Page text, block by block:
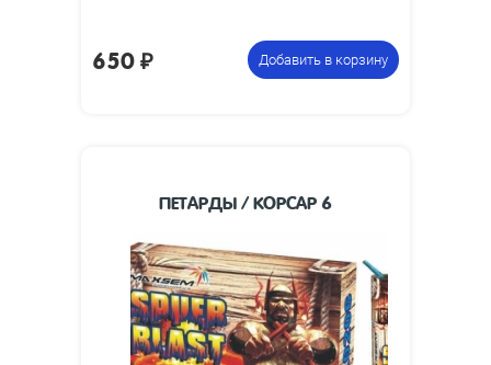
650₽ Добавить в корзину
ПЕТАРДЫ / КОРСАР 6
фасовку:
Упаковка из 6
петард